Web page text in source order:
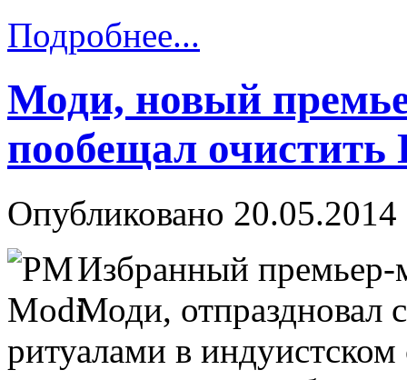
Подробнее...
Моди, новый
пообещал очистить
Опубликовано 20.05.2014
Избранный
Моди, отпраздновал
ритуалами в